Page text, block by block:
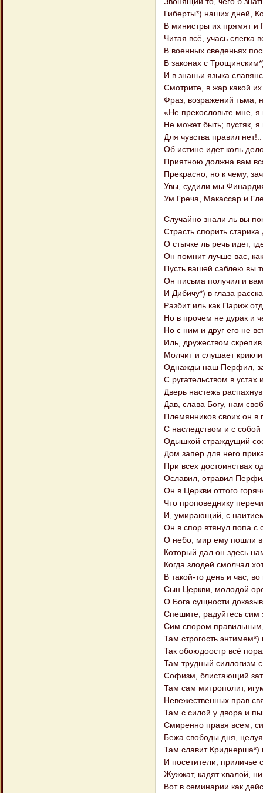
Гиберты*) наших дней,
В министры их прямят и
Читая всё, учась слегка
В военных сведеньях
В законах с
И в знаньи языка
Смотрите, в жар какой
Фраз, возражений тьма,
«Не прекословьте мне, я
Не может быть; пустяк,
Для чувства правил
Об истине идет коль
Приятною должна вам
Прекрасно, но к чему,
Увы, судили мы
Ум Греча, Макассар и
Случайно знали ль вы
Страсть спорить
О стычке ль речь идет,
Он помнит лучше вас,
Пусть вашей саблею вы
Он письма получил и
И Дибичу*) в глаза
Разбит иль как Париж
Но в прочем не дурак и
Но с ним и друг его не
Иль, дружеством
Молчит и слушает
Однажды наш Перфил,
С ругательством в
Дверь настежь
Дав, слава Богу, нам
Племянников своих он в
С наследством и с собой
Одышкой страждущий
Дом запер для него
При всех достоинствах
Ославил, отравил
Он в Церкви оттого
Что проповеднику
И, умирающий, с
Он в спор втянул попа с
О небо, мир ему пошли в
Который дал он здесь
Когда злодей смолчал
В такой-то день и час,
Сын Церкви, молодой
О Бога сущности
Спешите, радуйтесь
Сим спором
Там строгость
Так обоюдоостр всё
Там трудный силлогизм
Софизм, блистающий
Там сам митрополит,
Невежественных прав
Там с силой у двора и
Смиренно правя всем,
Бежа свободы дня, целуя
Там славит Криднерша*)
И посетители, приличье
Жужжат, кадят хвалой,
Вот в семинарии как